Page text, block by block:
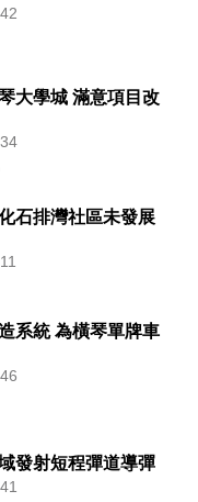
大學城 滿意項目改
石排灣社區未發展
系統 為橫琴單牌車
發射短程彈道導彈